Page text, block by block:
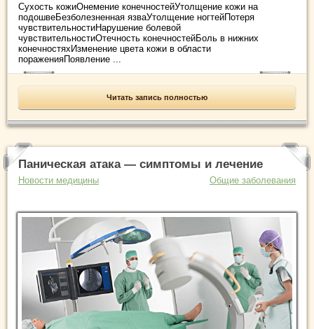
Сухость кожиОнемение конечностейУтолщение кожи на
подошвеБезболезненная язваУтолщение ногтейПотеря
чувствительностиНарушение болевой
чувствительностиОтечность конечностейБоль в нижних
конечностяхИзменение цвета кожи в области
пораженияПоявление ...
Читать запись полностью
Паническая атака — симптомы и лечение
Новости медицины Общие заболевания